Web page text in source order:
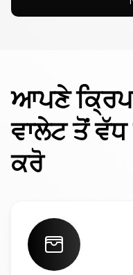
ਆਪਣੇ
ਵਾਲੇਟ ਤੋਂ
ਕਰੋ